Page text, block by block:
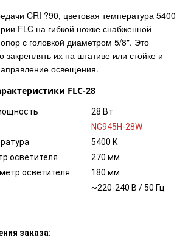
CRI ?90, цветовая температура 5400
FLC на гибкой ножке снабженной
с головкой диаметром 5/8". Это
закреплять их на штативе или стойке и
освещения.
FLC-28
28 Вт
NG945H-28W
5400 К
осветителя
270 мм
осветителя
180 мм
~220-240 В / 50 Гц
заказа: